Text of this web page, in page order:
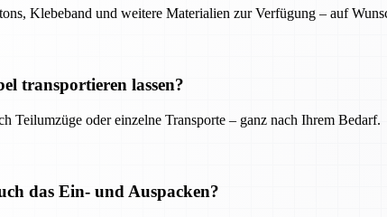
Klebeband und weitere Materialien zur Verfügung – auf
transportieren lassen?
Teilumzüge oder einzelne Transporte – ganz nach Ihrem Bedarf.
das Ein- und Auspacken?